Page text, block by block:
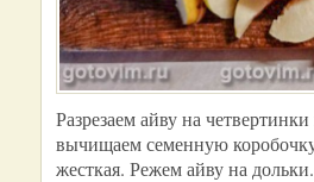
Разрезаем айву на
вычищаем семенную
жесткая. Режем айву на дольки.